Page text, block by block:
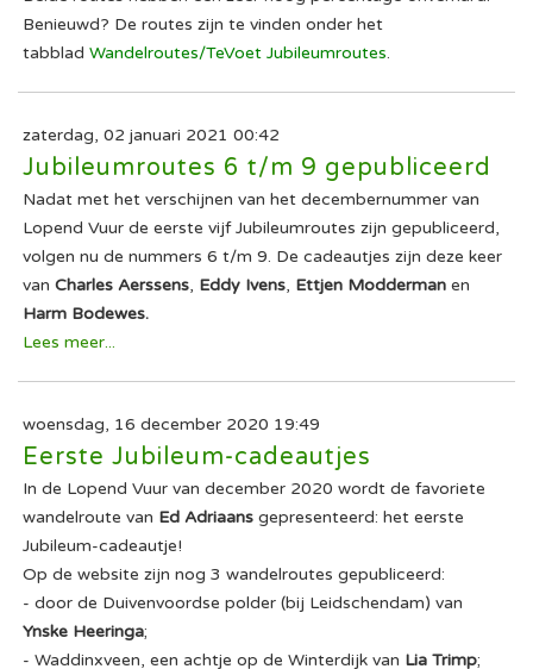
Benieuwd? De routes zijn te vinden onder het
tabblad Wandelroutes/TeVoet Jubileumroutes.
zaterdag, 02 januari 2021 00:42
Jubileumroutes 6 t/m 9 gepubliceerd
Nadat met het verschijnen van het decembernummer van
Lopend Vuur de eerste vijf Jubileumroutes zijn gepubliceerd,
volgen nu de nummers 6 t/m 9. De cadeautjes zijn deze keer
van Charles Aerssens, Eddy Ivens, Ettjen Modderman en
Harm Bodewes.
Lees meer...
woensdag, 16 december 2020 19:49
Eerste Jubileum-cadeautjes
In de Lopend Vuur van december 2020 wordt de favoriete
wandelroute van Ed Adriaans gepresenteerd: het eerste
Jubileum-cadeautje!
Op de website zijn nog 3 wandelroutes gepubliceerd:
- door de Duivenvoordse polder (bij Leidschendam) van
Ynske Heeringa;
- Waddinxveen, een achtje op de Winterdijk van Lia Trimp;